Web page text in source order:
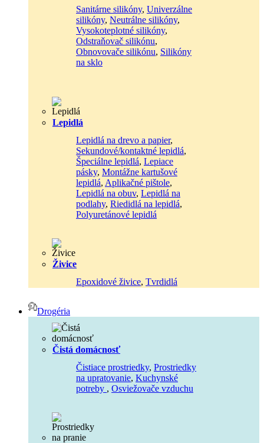
Sanitárne silikóny, Univerzálne
silikóny, Neutrálne silikóny,
Vysokoteplotné silikóny,
Odstraňovač silikónu,
Obnovovače silikónu, Silikóny
na sklo
Lepidlá
Lepidlá na drevo a papier,
Sekundové/kontaktné lepidlá,
Špeciálne lepidlá, Lepiace
pásky, Montážne kartušové
lepidlá, Aplikačné pištole,
Lepidlá na obuv, Lepidlá na
podlahy, Riedidlá na lepidlá,
Polyuretánové lepidlá
Živice
Epoxidové živice, Tvrdidlá
Drogéria
Čistá domácnosť
Čistiace prostriedky, Prostriedky
na upratovanie, Kuchynské
potreby , Osviežovače vzduchu